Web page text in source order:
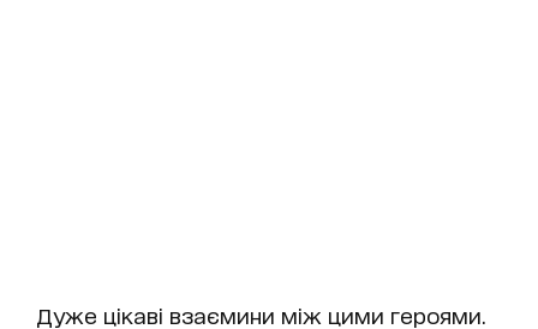
Дуже цікаві взаємини між цими героями.